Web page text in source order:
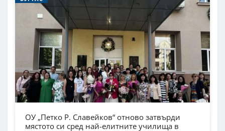
ОУ „Петко Р. Славейков“ отново затвърди
мястото си сред най-елитните училища в